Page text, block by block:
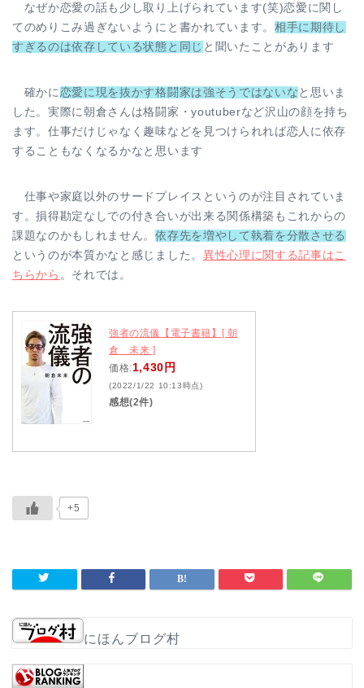
なぜか恋愛の話も少し取り上げられています(笑)恋愛に関し
てのめりこみ過ぎないようにと書かれています。 相手に期待し
すぎるのは依存している状態と同じ と聞いたことがあります
確かに 恋愛に現を抜かす格闘家は強そうではないな と思いま
した。実際に朝倉さんは格闘家・youtuberなど沢山の顔を持ち
ます。仕事だけじゃなく趣味などを見つけられれば恋人に依存
することもなくなるかなと思います
仕事や家庭以外のサードプレイスというのが注目されていま
す。損得勘定なしでの付き合いが出来る関係構築もこれからの
課題なのかもしれません。依存先を増やして執着を分散させる
というのが本質かなと感じました。 異性心理に関する記事はこ
ちらから 。それでは。
強者の流儀【電子書籍】[ 朝
倉 未来 ]
価格:1,430円
(2022/1/22 10:13時点)
感想(2件)
+5
にほんブログ村